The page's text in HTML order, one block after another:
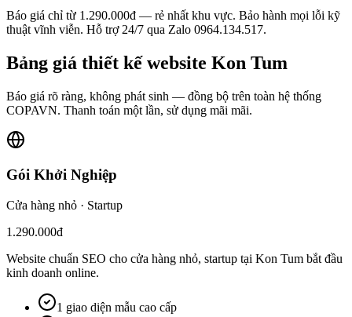
Báo giá chỉ từ 1.290.000đ — rẻ nhất khu vực. Bảo hành mọi lỗi kỹ
thuật vĩnh viễn. Hỗ trợ 24/7 qua Zalo 0964.134.517.
Bảng giá thiết kế website Kon Tum
Báo giá rõ ràng, không phát sinh — đồng bộ trên toàn hệ thống
COPAVN. Thanh toán một lần, sử dụng mãi mãi.
Gói Khởi Nghiệp
Cửa hàng nhỏ · Startup
1.290.000đ
Website chuẩn SEO cho cửa hàng nhỏ, startup tại Kon Tum bắt đầu
kinh doanh online.
1 giao diện mẫu cao cấp